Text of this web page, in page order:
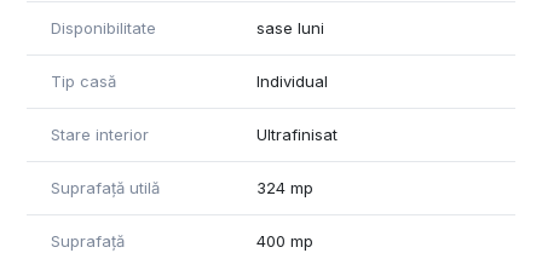
Disponibilitate sase luni
Tip casă Individual
Stare interior Ultrafinisat
Suprafață utilă 324 mp
Suprafață
400 mp